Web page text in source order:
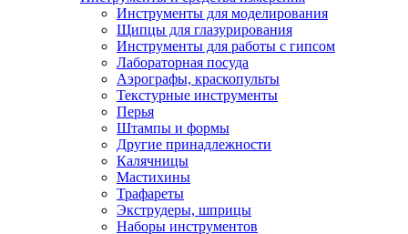
Инструменты для моделирования
Щипцы для глазурирования
Инструменты для работы с гипсом
Лабораторная посуда
Аэрографы, краскопульты
Текстурные инструменты
Перья
Штампы и формы
Другие принадлежности
Калячницы
Мастихины
Трафареты
Экструдеры, шприцы
Наборы инструментов